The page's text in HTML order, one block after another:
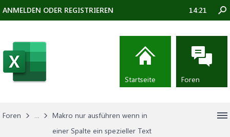
Foren ...
Makro nur ausführen wenn in
einer Spalte ein spezieller Text
ANMELDEN ODER REGISTRIEREN 14:21
Startseite Foren